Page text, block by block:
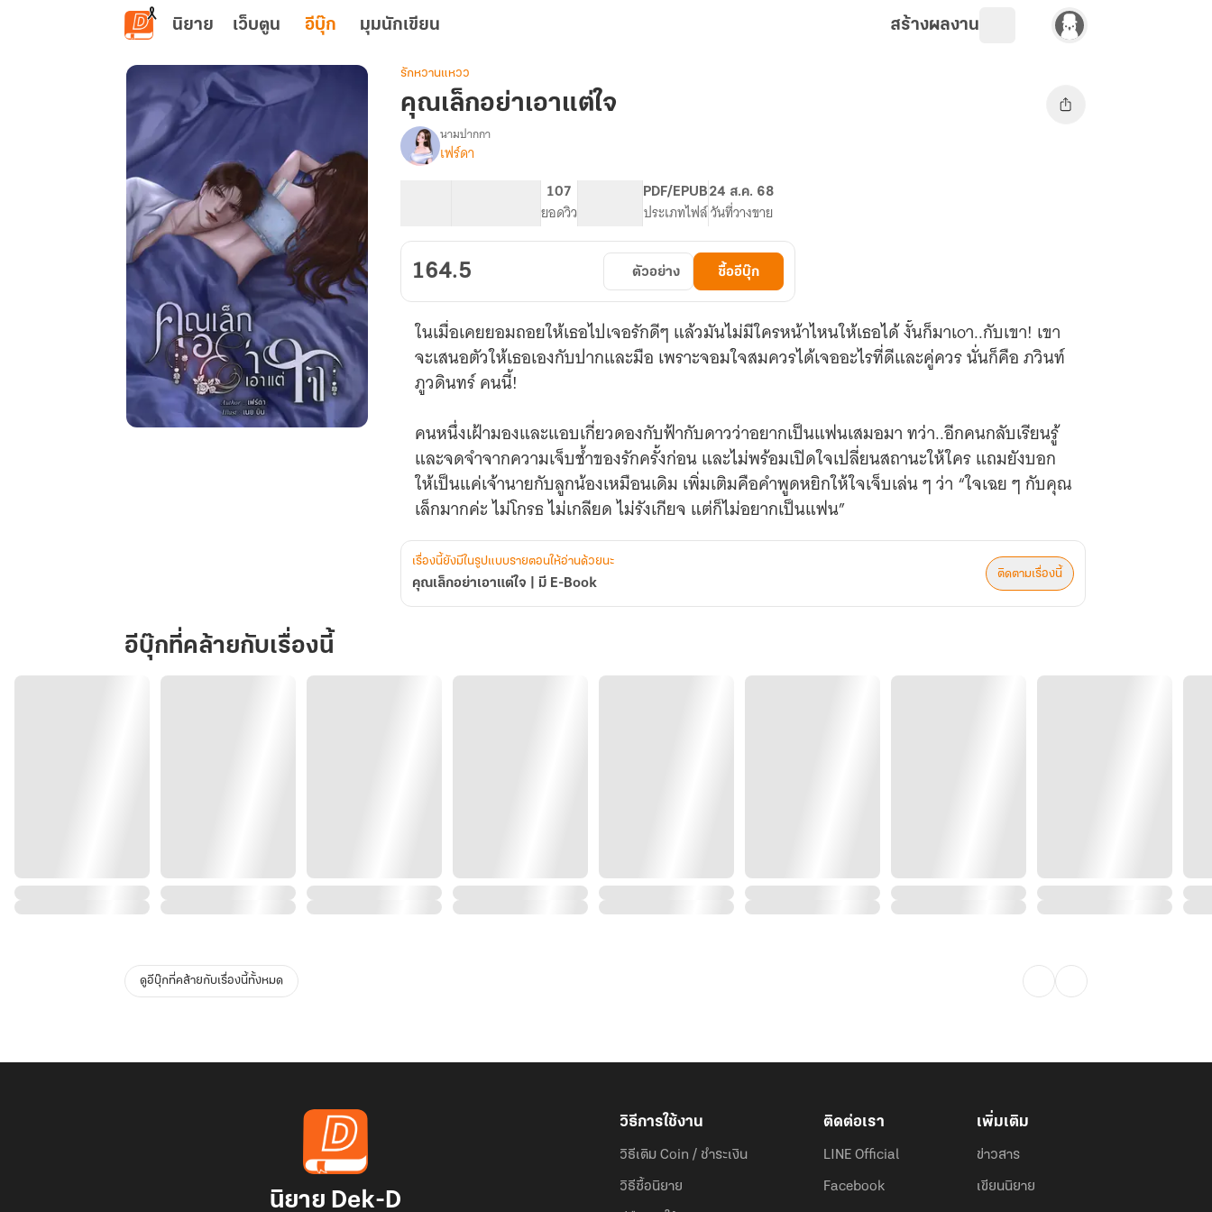
ข้ามไปยังเนื้อหาหลัก
นิยาย เว็บตูน อีบุ๊ก มุมนักเขียน สร้างผลงาน
รักหวานแหวว
คุณเล็กอย่าเอาแต่ใจ
เรื่อง
คุณ
ใจ
E-
นามปากกา
เฟร์ดา
107
ยอดวิว
PDF/EPUB
ประเภทไฟล์
24 ส.ค. 68
วันที่วางขาย
164.5 ตัวอย่าง ซื้ออีบุ๊ก
ในเมื่อเคยยอมถอยให้เธอไปเจอรักดีๆ แล้วมันไม่มีใครหน้าไหนให้เธอได้ งั้นก็มาเoา..กับเขา! เขา
จะเสนอตัวให้เธอเองกับปากและมือ เพราะจอมใจสมควรได้เจออะไรที่ดีและคู่ควร นั่นก็คือ ภวินท์
ภูวดินทร์ คนนี้!
คนหนึ่งเฝ้ามองและแอบเกี่ยวดองกับฟ้ากับดาวว่าอยากเป็นแฟนเสมอมา ทว่า..อีกคนกลับเรียนรู้
และจดจำจากความเจ็บช้ำของรักครั้งก่อน และไม่พร้อมเปิดใจเปลี่ยนสถานะให้ใคร แถมยังบอก
ให้เป็นแค่เจ้านายกับลูกน้องเหมือนเดิม เพิ่มเติมคือคำพูดหยิกให้ใจเจ็บเล่น ๆ ว่า “ใจเฉย ๆ กับคุณ
เล็กมากค่ะ ไม่โกรธ ไม่เกลียด ไม่รังเกียจ แต่ก็ไม่อยากเป็นแฟน”
เรื่องนี้ยังมีในรูปแบบรายตอนให้อ่านด้วยนะ
คุณเล็กอย่าเอาแต่ใจ | มี E-Book
ติดตามเรื่องนี้
อีบุ๊กที่คล้ายกับเรื่องนี้
ดูอีบุ๊กที่คล้ายกับเรื่องนี้ทั้งหมด
นิยาย Dek-D
วิธีการใช้งาน
วิธีเติม Coin / ชำระเงิน
วิธีซื้อนิยาย
ติดต่อเรา
LINE Official
Facebook
เพิ่มเติม
ข่าวสาร
เขียนนิยาย